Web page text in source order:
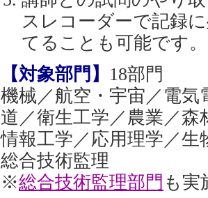
スレコーダーで記録
てることも可能です。
【対象部門】 18部門
機械／航空・宇宙／電気
道／衛生工学／農業／森
情報工学／応用理学／生
総合技術監理
※総合技術監理部門 も実